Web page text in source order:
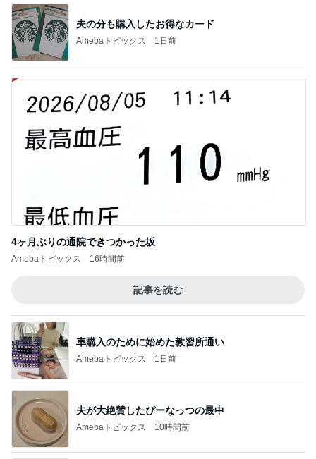
夫の分も購入したお得なカード
Amebaトピックス 1日前
4ヶ月ぶりの通院できつかった坂
Amebaトピックス 16時間前
記事を読む
車購入のために始めた教習所通い
Amebaトピックス 1日前
夫が大絶賛したぴーなっつの最中
Amebaトピックス 10時間前